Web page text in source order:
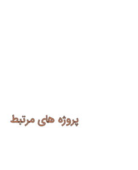
پروژه های مرتبط